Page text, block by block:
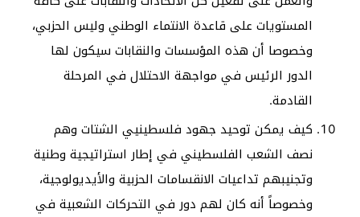
المستويات على قاعدة الانتماء الوطني وليس الحزبي،
وخصوصا أن هذه المؤسسات والنقابات سيكون لها
الدور الرئيس في مواجهة الاحتلال في المرحلة
القادمة.
كيف يمكن توحيد جهود فلسطينيي الشتات وهم
نصف الشعب الفلسطيني في إطار استراتيجية وطنية
وتجنيبهم تداعيات الانقسامات الحزبية والأيديولوجية،
وخصوصاً أنه كان لهم دور في التحركات الشعبية في